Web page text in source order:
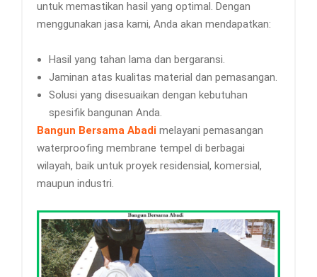
untuk memastikan hasil yang optimal. Dengan
menggunakan jasa kami, Anda akan mendapatkan:
Hasil yang tahan lama dan bergaransi.
Jaminan atas kualitas material dan pemasangan.
Solusi yang disesuaikan dengan kebutuhan
spesifik bangunan Anda.
Bangun Bersama Abadi melayani pemasangan
waterproofing membrane tempel di berbagai
wilayah, baik untuk proyek residensial, komersial,
maupun industri.